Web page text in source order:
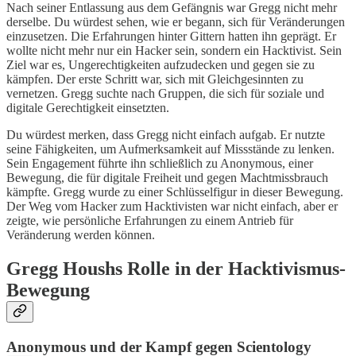
Nach seiner Entlassung aus dem Gefängnis war Gregg nicht mehr
derselbe. Du würdest sehen, wie er begann, sich für Veränderungen
einzusetzen. Die Erfahrungen hinter Gittern hatten ihn geprägt. Er
wollte nicht mehr nur ein Hacker sein, sondern ein Hacktivist. Sein
Ziel war es, Ungerechtigkeiten aufzudecken und gegen sie zu
kämpfen. Der erste Schritt war, sich mit Gleichgesinnten zu
vernetzen. Gregg suchte nach Gruppen, die sich für soziale und
digitale Gerechtigkeit einsetzten.
Du würdest merken, dass Gregg nicht einfach aufgab. Er nutzte
seine Fähigkeiten, um Aufmerksamkeit auf Missstände zu lenken.
Sein Engagement führte ihn schließlich zu Anonymous, einer
Bewegung, die für digitale Freiheit und gegen Machtmissbrauch
kämpfte. Gregg wurde zu einer Schlüsselfigur in dieser Bewegung.
Der Weg vom Hacker zum Hacktivisten war nicht einfach, aber er
zeigte, wie persönliche Erfahrungen zu einem Antrieb für
Veränderung werden können.
Gregg Houshs Rolle in der Hacktivismus-
Bewegung
Anonymous und der Kampf gegen Scientology